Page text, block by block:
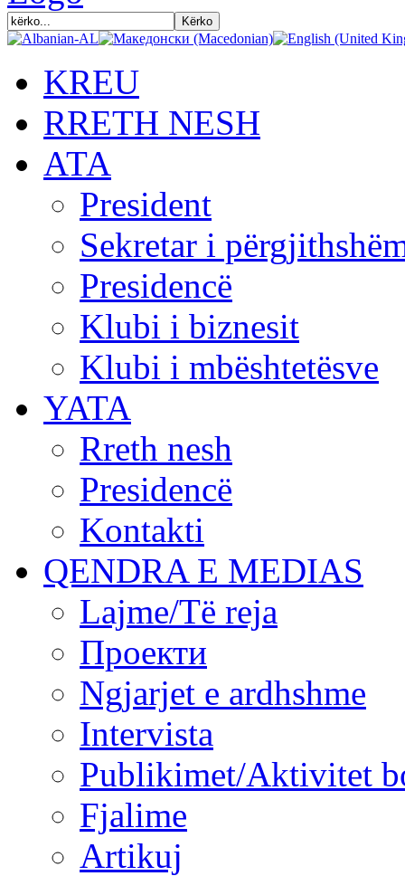
KREU
RRETH NESH
АТА
President
Sekretar i
Presidencë
Klubi i biznesit
Klubi i mbështetësve
YATA
Rreth nesh
Presidencë
Kontakti
QENDRA E MEDIAS
Lajme/Të reja
Проекти
Ngjarjet e ardhshme
Intervista
Publikimet/Aktivitet
Fjalime
Artikuj